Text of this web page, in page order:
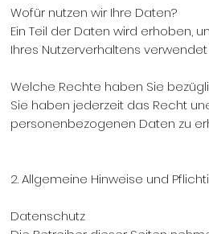
Wofür nutzen wir Ihre Daten?
Ein Teil der Daten wird erhoben,
Ihres Nutzerverhaltens
Welche Rechte haben Sie
Sie haben jederzeit das Recht
personenbezogenen Daten zu
2. Allgemeine Hinweise und
Datenschutz